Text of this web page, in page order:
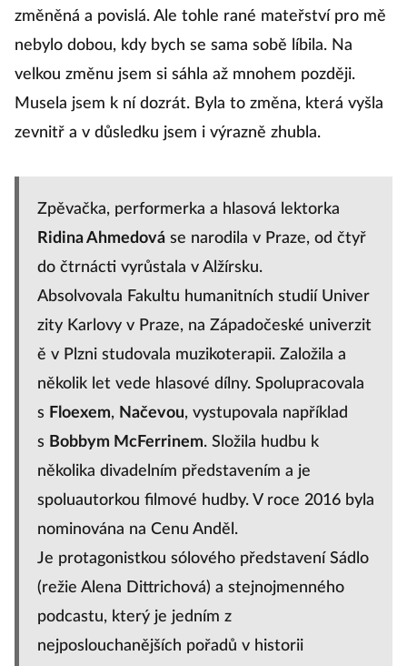
změněná a povislá. Ale tohle rané mateřství pro mě
nebylo dobou, kdy bych se sama sobě líbila. Na
velkou změnu jsem si sáhla až mnohem později.
Musela jsem k ní dozrát. Byla to změna, která vyšla
zevnitř a v důsledku jsem i výrazně zhubla.
Zpěvačka, performerka a hlasová lektorka
Ridina Ahmedová se narodila v Praze, od čtyř
do čtrnácti vyrůstala v Alžírsku.
Absolvovala Fakultu humanitních studií Univer
zity Karlovy v Praze, na Západočeské univerzit
ě v Plzni studovala muzikoterapii. Založila a
několik let vede hlasové dílny. Spolupracovala
s Floexem, Načevou, vystupovala například
s Bobbym McFerrinem. Složila hudbu k
několika divadelním představením a je
spoluautorkou filmové hudby. V roce 2016 byla
nominována na Cenu Anděl.
Je protagonistkou sólového představení Sádlo
(režie Alena Dittrichová) a stejnojmenného
podcastu, který je jedním z
nejposlouchanějších pořadů v historii